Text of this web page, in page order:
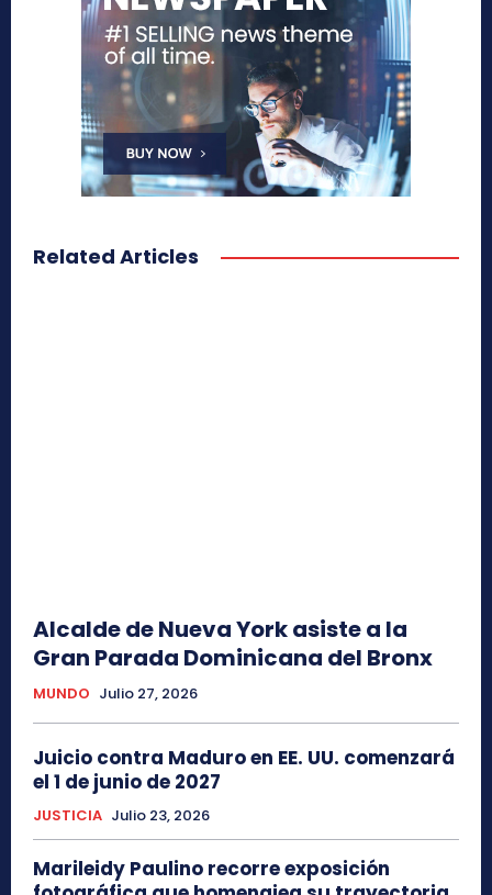
Related Articles
Alcalde de Nueva York asiste a la
Gran Parada Dominicana del Bronx
MUNDO Julio 27, 2026
Juicio contra Maduro en EE. UU. comenzará
el 1 de junio de 2027
JUSTICIA Julio 23, 2026
Marileidy Paulino recorre exposición